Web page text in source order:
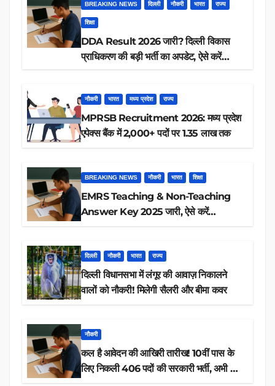
BREAKING NEWS दिल्ली नौकरी भारत राज्य
शिक्षा
DDA Result 2026 जारी? दिल्ली विकास
प्राधिकरण की बड़ी भर्ती का अपडेट, ऐसे करें
नौकरी भारत मध्य प्रदेश राज्य
MPRSB Recruitment 2026: मध्य प्रदेश
एपेक्स बैंक में 2,000+ पदों पर 1.35 लाख तक
BREAKING NEWS नौकरी भारत शिक्षा
EMRS Teaching & Non-Teaching
Answer Key 2025 जारी, ऐसे करें
दिल्ली नौकरी भारत राज्य
दिल्ली विधानसभा में लंगूर की आवाज़ निकालने
वालों को नौकरी! मिलेगी सैलरी और बीमा कवर
नौकरी
कल है आवेदन की आखिरी तारीख! 10वीं पास के
लिए निकली 406 पदों की सरकारी भर्ती, अभी करें